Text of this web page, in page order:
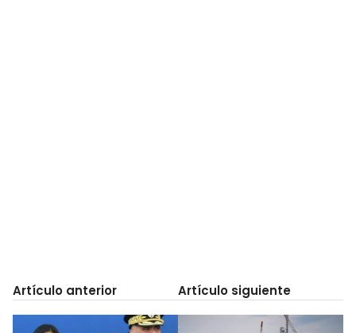
Artículo anterior Artículo siguiente